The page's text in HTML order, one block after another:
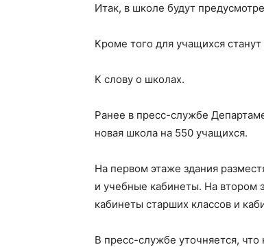
Итак, в школе будут
Кроме того для учащихся
К слову о школах.
Ранее в пресс-службе
новая школа на 550 учащихся.
На первом этаже здания
и учебные кабинеты. На втором
кабинеты старших классов и
В пресс-службе уточняется,